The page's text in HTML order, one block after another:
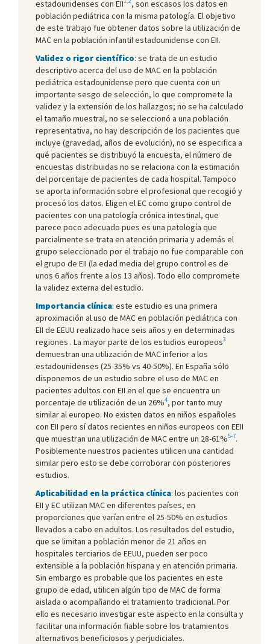
estadounidenses con EII
, son escasos los datos en
población pediátrica con la misma patología. El objetivo
de este trabajo fue obtener datos sobre la utilización de
MAC en la población infantil estadounidense con EII.
Validez o rigor científico: se trata de un estudio
descriptivo acerca del uso de MAC en la población
pediátrica estadounidense pero que cuenta con un
importante sesgo de selección, lo que compromete la
validez y la extensión de los hallazgos; no se ha calculado
el tamaño muestral, no se seleccionó a una población
representativa, no hay descripción de los pacientes que
incluye (gravedad, años de evolución), no se especifica a
qué pacientes se distribuyó la encuesta, el número de
encuestas distribuidas no se relaciona con la estimación
del porcentaje de pacientes de cada hospital. Tampoco
se aporta información sobre el profesional que recogió y
procesó los datos. Eligen el EC como grupo control de
pacientes con una patología crónica intestinal, que
parece poco adecuado pues es una patología que
parcialmente se trata en atención primaria y además el
grupo seleccionado por el trabajo no fue comparable con
el grupo de EII (la edad media del grupo control es de
unos 6 años frente a los 13 años). Todo ello compromete
la validez externa del estudio.
Importancia clínica: este estudio es una primera
aproximación al uso de MAC en población pediátrica con
EII de EEUU realizado hace seis años y en determinadas
regiones . La mayor parte de los estudios europeos3
demuestran una utilización de MAC inferior a los
estadounidenses (25-35% vs 40-50%). En España sólo
disponemos de un estudio sobre el uso de MAC en
pacientes adultos con EII en el que se encuentra un
porcentaje de utilización de un 26%4, por tanto muy
similar al europeo. No existen datos en niños españoles
con EII pero sí datos recientes en niños europeos con EEII
que muestran una utilización de MAC entre un 28-61%5-7.
Posiblemente nuestros pacientes utilicen una cantidad
similar pero esto se debe corroborar con posteriores
estudios.
Aplicabilidad en la práctica clínica: los pacientes con
EII y EC utilizan MAC en diferentes países, en
proporciones que varían entre el 25-50% en estudios
llevados a cabo en adultos. Los resultados del estudio,
que se limitan a población menor de 21 años en
hospitales terciarios de EEUU, pueden ser poco
extensible a la población hispana y en atención primaria.
Sin embargo es probable que los pacientes en este
grupo de edad, utilicen algún tipo de MAC de forma
aislada o acompañando el tratamiento tradicional. Por
ello es necesario investigar este aspecto en la consulta y
facilitar una información fiable sobre los tratamientos
alternativos beneficiosos y perjudiciales.